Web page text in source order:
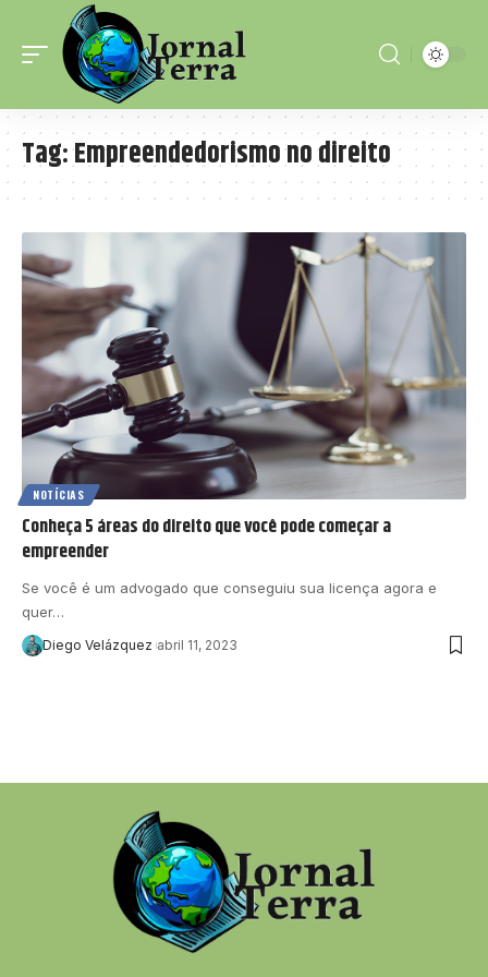
Tag:Empreendedorismo no direito
NOTÍCIAS
Conheça 5 áreas do direito que você pode começar a
empreender
Se você é um advogado que conseguiu sua licença agora e
quer…
Diego Velázquez abril 11, 2023